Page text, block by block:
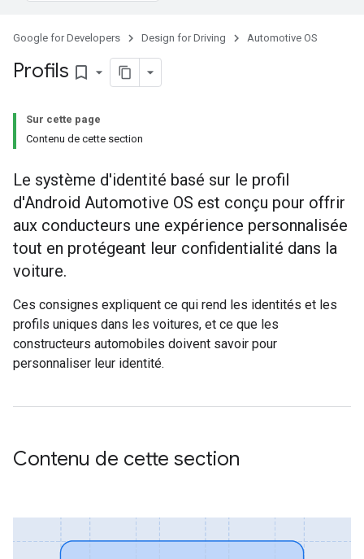
Google for Developers Design for Driving Automotive OS
Profils bookmark_border
Sur cette page
Contenu de cette section
Le système d'identité basé sur le profil
d'Android Automotive OS est conçu pour offrir
aux conducteurs une expérience personnalisée
tout en protégeant leur confidentialité dans la
voiture.
Ces consignes expliquent ce qui rend les identités et les
profils uniques dans les voitures, et ce que les
constructeurs automobiles doivent savoir pour
personnaliser leur identité.
Contenu de cette section